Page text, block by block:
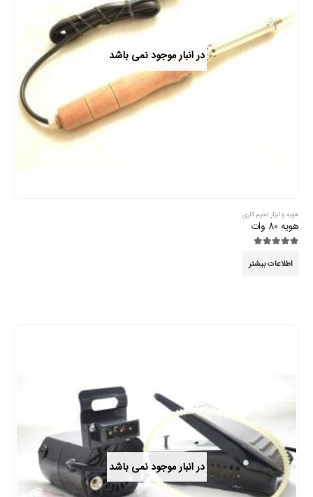
در انبار موجود نمی باشد
هویه و ابزار لحیم کاری
هویه 80 وات
اطلاعات بیشتر
در انبار موجود نمی باشد